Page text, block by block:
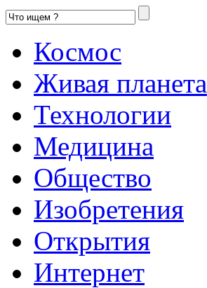
Космос
Живая планета
Технологии
Медицина
Общество
Изобретения
Открытия
Интернет